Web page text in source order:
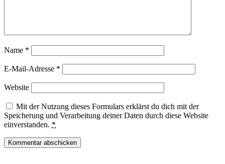
Name *
E-Mail-Adresse *
Website
Mit der Nutzung dieses Formulars erklärst du dich mit der
Speicherung und Verarbeitung deiner Daten durch diese Website
einverstanden. *